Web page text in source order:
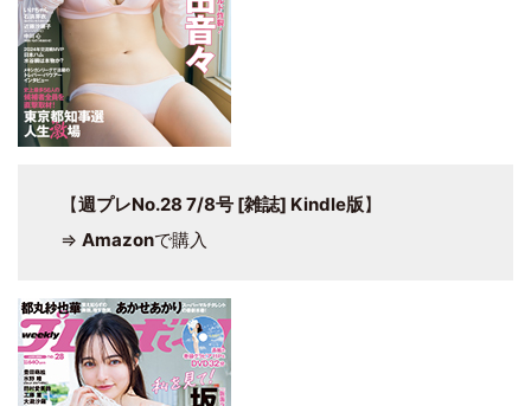
【週プレNo.28 7/8号 [雑誌] Kindle版】
⇒ Amazonで購入